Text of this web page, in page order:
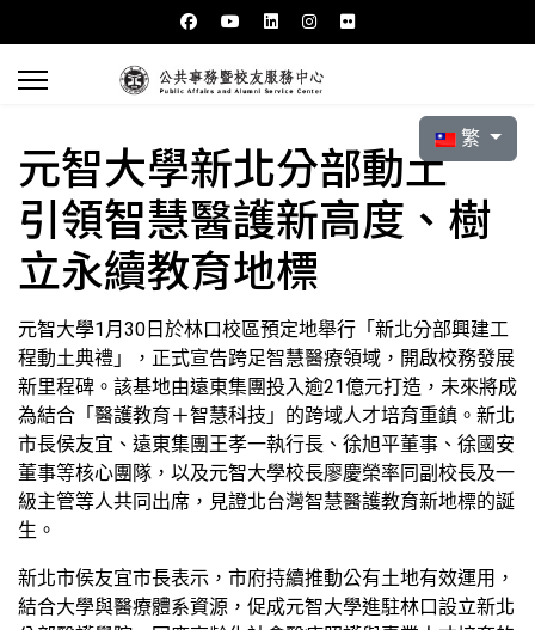
選擇你的語言
繁
元智大學新北分部動土
引領智慧醫護新高度、樹
立永續教育地標
元智大學1月30日於林口校區預定地舉行「新北分部興建工
程動土典禮」，正式宣告跨足智慧醫療領域，開啟校務發展
新里程碑。該基地由遠東集團投入逾21億元打造，未來將成
為結合「醫護教育＋智慧科技」的跨域人才培育重鎮。新北
市長侯友宜、遠東集團王孝一執行長、徐旭平董事、徐國安
董事等核心團隊，以及元智大學校長廖慶榮率同副校長及一
級主管等人共同出席，見證北台灣智慧醫護教育新地標的誕
生。
新北市侯友宜市長表示，市府持續推動公有土地有效運用，
結合大學與醫療體系資源，促成元智大學進駐林口設立新北